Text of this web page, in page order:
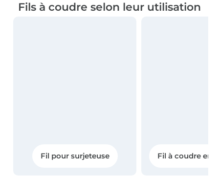
Fils à coudre selon leur utilisation
Fil pour surjeteuse Fil à coudre en